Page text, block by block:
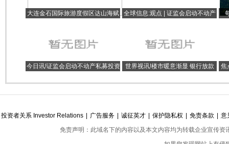
大连金石国际旅游度假区达山海赋
全球信息:观点 | 证监会启动不动产
今日讯!证监会启动不动产私募投资
世界视讯!楼市暖意渐显 银行放款
焦
投资者关系 Investor Relations 广告服务 诚征英才 保护隐私权 免责条款
意
免责声明：此域名下的内容以及本文内容均为转载企业宣传